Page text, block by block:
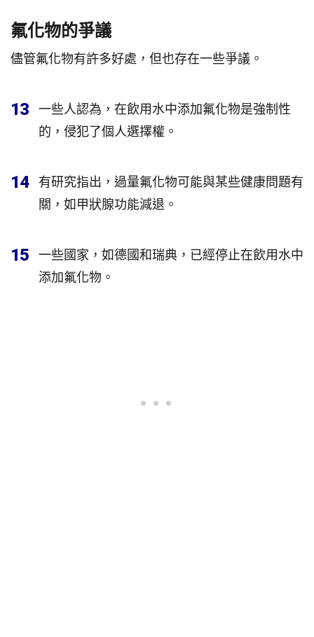
氟化物的爭議
儘管氟化物有許多好處，但也存在一些爭議。
13
一些人認為，在飲用水中添加氟化物是強制性
的，侵犯了個人選擇權。
14
有研究指出，過量氟化物可能與某些健康問題有
關，如甲狀腺功能減退。
15
一些國家，如德國和瑞典，已經停止在飲用水中
添加氟化物。